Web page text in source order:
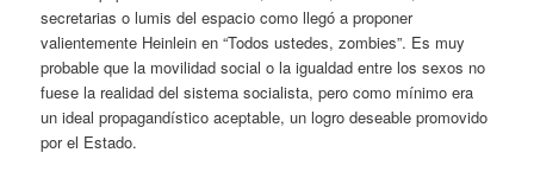
secretarias o lumis del espacio como llegó a proponer
valientemente Heinlein en “Todos ustedes, zombies”. Es muy
probable que la movilidad social o la igualdad entre los sexos no
fuese la realidad del sistema socialista, pero como mínimo era
un ideal propagandístico aceptable, un logro deseable promovido
por el Estado.